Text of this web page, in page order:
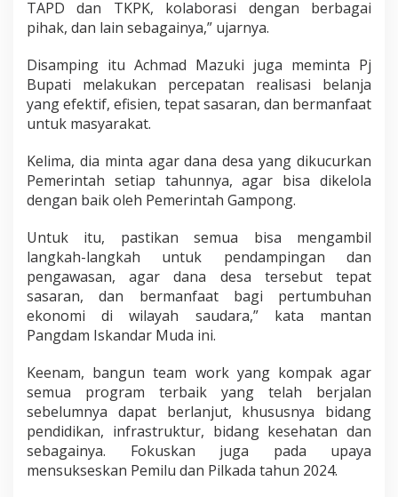
TAPD dan TKPK, kolaborasi dengan berbagai
pihak, dan lain sebagainya,” ujarnya.
Disamping itu Achmad Mazuki juga meminta Pj
Bupati melakukan percepatan realisasi belanja
yang efektif, efisien, tepat sasaran, dan bermanfaat
untuk masyarakat.
Kelima, dia minta agar dana desa yang dikucurkan
Pemerintah setiap tahunnya, agar bisa dikelola
dengan baik oleh Pemerintah Gampong.
Untuk itu, pastikan semua bisa mengambil
langkah-langkah untuk pendampingan dan
pengawasan, agar dana desa tersebut tepat
sasaran, dan bermanfaat bagi pertumbuhan
ekonomi di wilayah saudara,” kata mantan
Pangdam Iskandar Muda ini.
Keenam, bangun team work yang kompak agar
semua program terbaik yang telah berjalan
sebelumnya dapat berlanjut, khususnya bidang
pendidikan, infrastruktur, bidang kesehatan dan
sebagainya. Fokuskan juga pada upaya
mensukseskan Pemilu dan Pilkada tahun 2024.